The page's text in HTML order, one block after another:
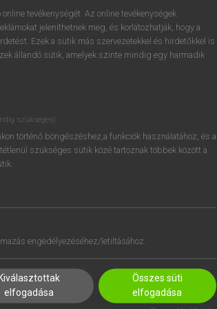
regisztrálok ésbelépek.
REGISZTRÁCIÓ
tevékenységét. Az online tevékenységek
jeleníthetnek meg, és korlátozhatják, hogy a
Ezek a sütik más szervezetekkel és hirdetőkkel is
állandó sütik, amelyek szinte mindig egy harmadik
szükséges)
történő böngészéshez,a funkciók használatához, és a
szükséges sütik közé tartoznak többek között a
engedélyezéséhez/letiltásához.
Kiválasztottak
elfogadása
Összes süti
elfogadása